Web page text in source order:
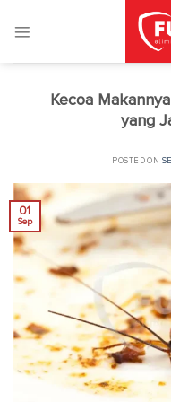
Kecoa
yang
POSTED ON
01
Sep